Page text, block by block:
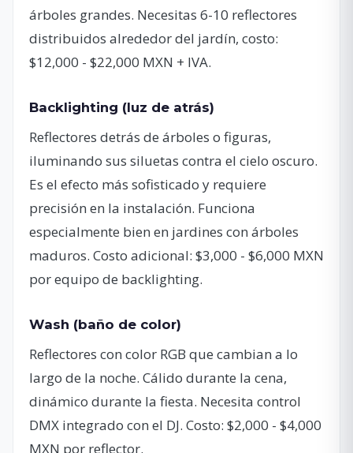
árboles grandes. Necesitas 6-10 reflectores
distribuidos alrededor del jardín, costo:
$12,000 - $22,000 MXN + IVA.
Backlighting (luz de atrás)
Reflectores detrás de árboles o figuras,
iluminando sus siluetas contra el cielo oscuro.
Es el efecto más sofisticado y requiere
precisión en la instalación. Funciona
especialmente bien en jardines con árboles
maduros. Costo adicional: $3,000 - $6,000 MXN
por equipo de backlighting.
Wash (baño de color)
Reflectores con color RGB que cambian a lo
largo de la noche. Cálido durante la cena,
dinámico durante la fiesta. Necesita control
DMX integrado con el DJ. Costo: $2,000 - $4,000
MXN por reflector.